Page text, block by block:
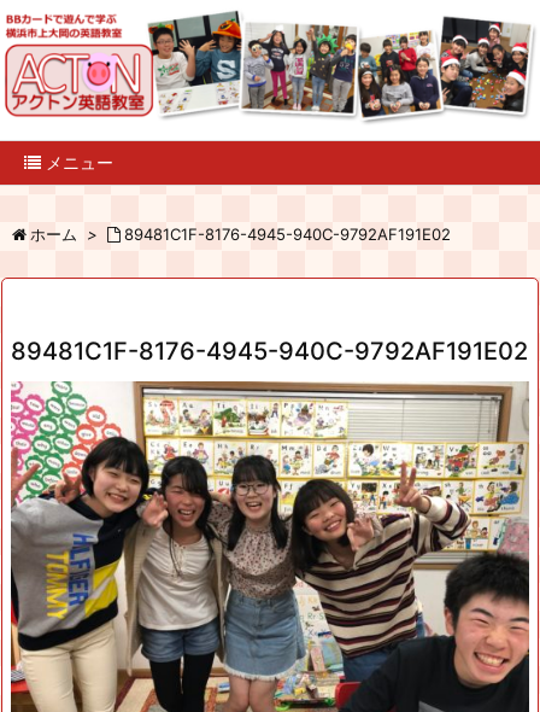
メニュー
ホーム > 89481C1F-8176-4945-940C-9792AF191E02
89481C1F-8176-4945-940C-9792AF191E02